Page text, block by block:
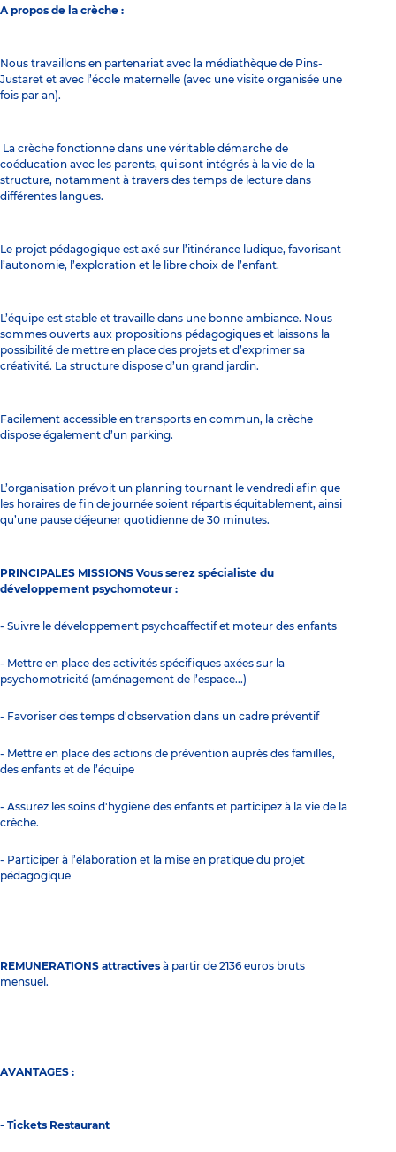
A propos de la crèche :
Nous travaillons en partenariat avec la médiathèque de Pins-
Justaret et avec l’école maternelle (avec une visite organisée une
fois par an).
La crèche fonctionne dans une véritable démarche de
coéducation avec les parents, qui sont intégrés à la vie de la
structure, notamment à travers des temps de lecture dans
différentes langues.
Le projet pédagogique est axé sur l’itinérance ludique, favorisant
l’autonomie, l’exploration et le libre choix de l’enfant.
L’équipe est stable et travaille dans une bonne ambiance. Nous
sommes ouverts aux propositions pédagogiques et laissons la
possibilité de mettre en place des projets et d’exprimer sa
créativité. La structure dispose d’un grand jardin.
Facilement accessible en transports en commun, la crèche
dispose également d’un parking.
L’organisation prévoit un planning tournant le vendredi afin que
les horaires de fin de journée soient répartis équitablement, ainsi
qu’une pause déjeuner quotidienne de 30 minutes.
PRINCIPALES MISSIONS Vous serez spécialiste du
développement psychomoteur :
- Suivre le développement psychoaffectif et moteur des enfants
- Mettre en place des activités spécifiques axées sur la
psychomotricité (aménagement de l’espace...)
- Favoriser des temps d'observation dans un cadre préventif
- Mettre en place des actions de prévention auprès des familles,
des enfants et de l’équipe
- Assurez les soins d'hygiène des enfants et participez à la vie de la
crèche.
- Participer à l’élaboration et la mise en pratique du projet
pédagogique
REMUNERATIONS attractives à partir de 2136 euros bruts
mensuel.
AVANTAGES :
- Tickets Restaurant